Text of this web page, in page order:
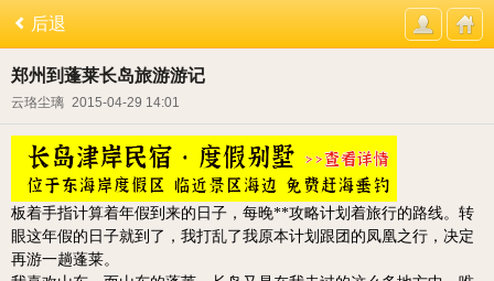
后退
郑州到蓬莱长岛旅游游记
云珞尘璃 2015-04-29 14:01
板着手指计算着年假到来的日子，每晚**攻略计划着旅行的路线。转
眼这年假的日子就到了，我打乱了我原本计划跟团的凤凰之行，决定
再游一趟蓬莱。